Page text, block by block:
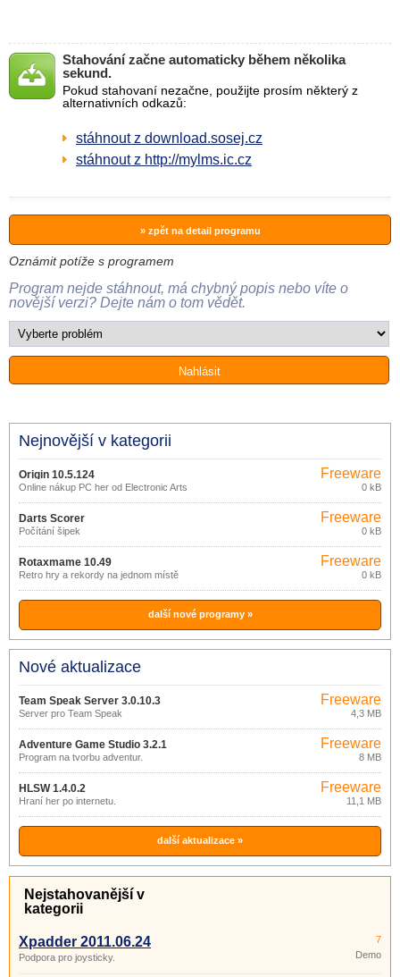
Stahování začne automaticky během několika
sekund.
Pokud stahovaní nezačne, použijte prosím některý z
alternativních odkazů:
stáhnout z download.sosej.cz
stáhnout z http://mylms.ic.cz
» zpět na detail programu
Oznámit potíže s programem
Program nejde stáhnout, má chybný popis nebo víte o
novější verzi? Dejte nám o tom vědět.
Nejnovější v kategorii
Origin 10.5.124
Online nákup PC her od Electronic Arts
Freeware
0 kB
Darts Scorer
Počítání šipek
Freeware
0 kB
Rotaxmame 10.49
Retro hry a rekordy na jednom místě
Freeware
0 kB
další nové programy »
Nové aktualizace
Team Speak Server 3.0.10.3
Server pro Team Speak
Freeware
4,3 MB
Adventure Game Studio 3.2.1
Program na tvorbu adventur.
Freeware
8 MB
HLSW 1.4.0.2
Hraní her po internetu.
Freeware
11,1 MB
další aktualizace »
Nejstahovanější v
kategorii
Xpadder 2011.06.24
Podpora pro joysticky.
7
Demo